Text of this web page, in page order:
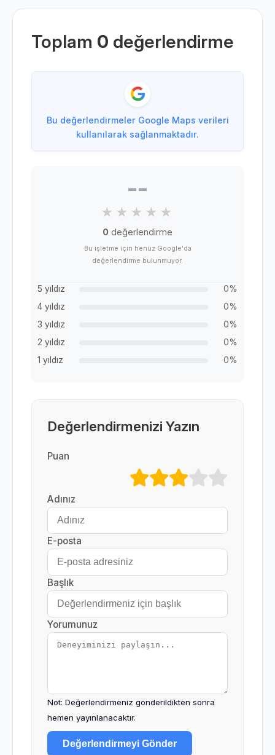
Toplam 0 değerlendirme
Bu değerlendirmeler Google Maps verileri
kullanılarak sağlanmaktadır.
--
0 değerlendirme
Bu işletme için henüz Google'da
değerlendirme bulunmuyor.
5 yıldız
0%
4 yıldız
0%
3 yıldız
0%
2 yıldız
0%
1 yıldız
0%
Değerlendirmenizi Yazın
Puan
Adınız
E-posta
Başlık
Yorumunuz
Not: Değerlendirmeniz gönderildikten sonra
hemen yayınlanacaktır.
Değerlendirmeyi Gönder